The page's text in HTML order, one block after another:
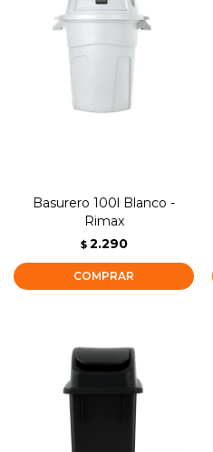
Basurero 100l Blanco -
Rimax
$ 2.290